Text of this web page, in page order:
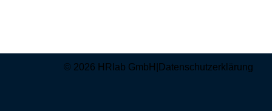
© 2026 HRlab GmbH Datenschutzerklärung